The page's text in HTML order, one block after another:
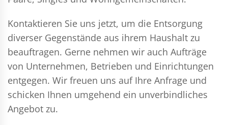
Kontaktieren Sie uns jetzt, um die Entsorgung
diverser Gegenstände aus ihrem Haushalt zu
beauftragen. Gerne nehmen wir auch Aufträge
von Unternehmen, Betrieben und Einrichtungen
entgegen. Wir freuen uns auf Ihre Anfrage und
schicken Ihnen umgehend ein unverbindliches
Angebot zu.